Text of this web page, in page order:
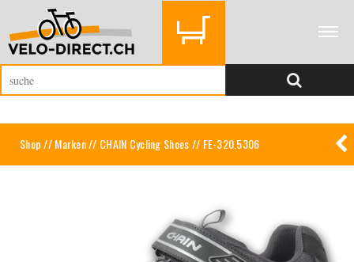
Shop//Marken// CHAIN Cycling Shoes// FE-320.5306